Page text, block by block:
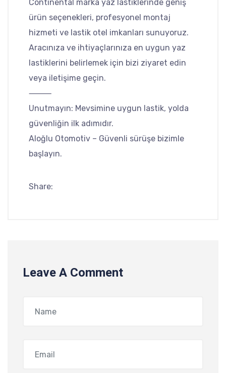
Continental marka yaz lastiklerinde geniş
ürün seçenekleri, profesyonel montaj
hizmeti ve lastik otel imkanları sunuyoruz.
Aracınıza ve ihtiyaçlarınıza en uygun yaz
lastiklerini belirlemek için bizi ziyaret edin
veya iletişime geçin.
⸻
Unutmayın: Mevsimine uygun lastik, yolda
güvenliğin ilk adımıdır.
Aloğlu Otomotiv – Güvenli sürüşe bizimle
başlayın.
Share:
Leave A Comment